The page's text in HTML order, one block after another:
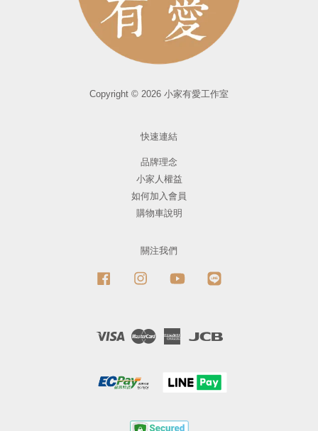
Copyright © 2026 小家有愛工作室
快速連結
品牌理念
小家人權益
如何加入會員
購物車說明
關注我們
Facebook Instagram YouTube
Visa Master
American